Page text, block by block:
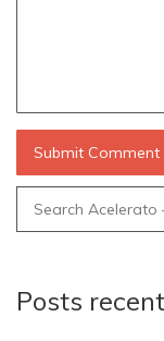
Search
for:
Posts